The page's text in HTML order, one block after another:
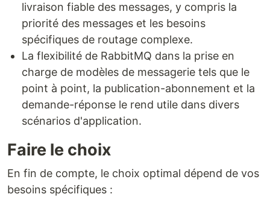
livraison fiable des messages, y compris la
priorité des messages et les besoins
spécifiques de routage complexe.
La flexibilité de RabbitMQ dans la prise en
charge de modèles de messagerie tels que le
point à point, la publication-abonnement et la
demande-réponse le rend utile dans divers
scénarios d'application.
Faire le choix
En fin de compte, le choix optimal dépend de vos
besoins spécifiques :